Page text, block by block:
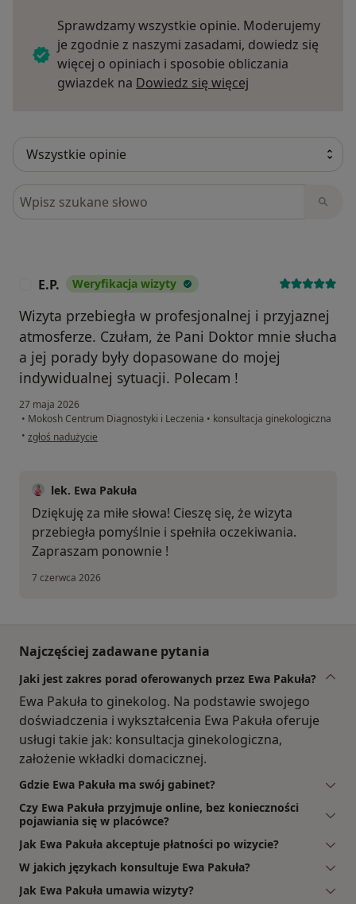
Sprawdzamy wszystkie opinie. Moderujemy
je zgodnie z naszymi zasadami, dowiedz się
więcej o opiniach i sposobie obliczania
gwiazdek na Dowiedz się więcej
Szukaj w opiniach
E.P. Weryfikacja wizyty
Wizyta przebiegła w profesjonalnej i przyjaznej
atmosferze. Czułam, że Pani Doktor mnie słucha
a jej porady były dopasowane do mojej
indywidualnej sytuacji. Polecam !
27 maja 2026
• Mokosh Centrum Diagnostyki i Leczenia • konsultacja ginekologiczna
• w opinii użytkownika E.P.
zgłoś nadużycie
lek. Ewa Pakuła
Dziękuję za miłe słowa! Cieszę się, że wizyta
przebiegła pomyślnie i spełniła oczekiwania.
Zapraszam ponownie !
7 czerwca 2026
Najczęściej zadawane pytania
Jaki jest zakres porad oferowanych przez Ewa Pakuła?
Ewa Pakuła to ginekolog. Na podstawie swojego
doświadczenia i wykształcenia Ewa Pakuła oferuje
usługi takie jak: konsultacja ginekologiczna,
założenie wkładki domacicznej.
Gdzie Ewa Pakuła ma swój gabinet?
Czy Ewa Pakuła przyjmuje online, bez konieczności
pojawiania się w placówce?
Jak Ewa Pakuła akceptuje płatności po wizycie?
W jakich językach konsultuje Ewa Pakuła?
Jak Ewa Pakuła umawia wizyty?